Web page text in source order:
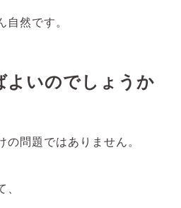
然です。
よいのでしょうか
問題ではありません。